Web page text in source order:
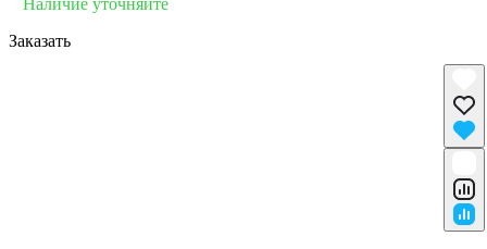
Наличие уточняйте
Заказать